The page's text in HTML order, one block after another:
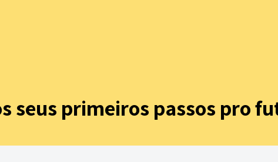
seus primeiros passos pro